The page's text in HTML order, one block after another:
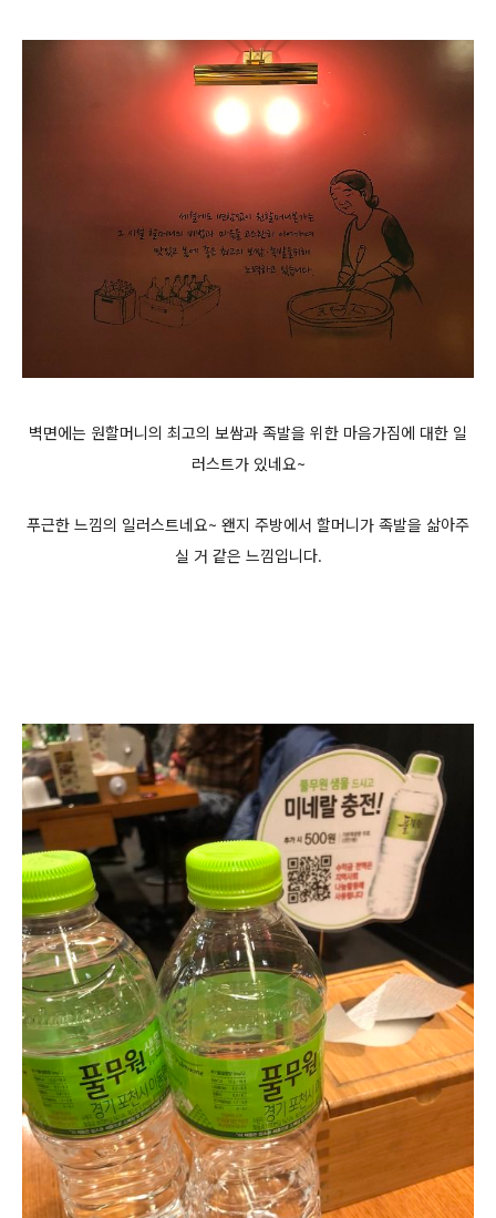
벽면에는 원할머니의 최고의 보쌈과 족발을 위한 마음가짐에 대한 일
러스트가 있네요~
푸근한 느낌의 일러스트네요~ 왠지 주방에서 할머니가 족발을 삶아주
실 거 같은 느낌입니다.